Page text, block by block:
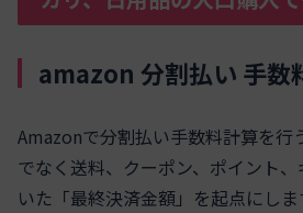
amazon 分割払い 手数
Amazonで分割払い手数料計算を行
でなく送料、クーポン、ポイント
いた「最終決済金額」を起点にし